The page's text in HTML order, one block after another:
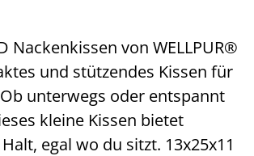
Nackenkissen von WELLPUR®
und stützendes Kissen für
unterwegs oder entspannt
kleine Kissen bietet
egal wo du sitzt. 13x25x11